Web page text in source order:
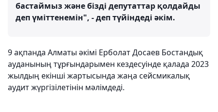
бастаймыз және бізді депутаттар қолдайды
деп үміттенемін", - деп түйіндеді әкім.
9 ақпанда Алматы әкімі Ерболат Досаев Бостандық
ауданының тұрғындарымен кездесуінде қалада 2023
жылдың екінші жартысында жаңа сейсмикалық
аудит жүргізілетінін мәлімдеді.